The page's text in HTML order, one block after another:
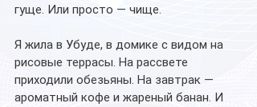
гуще. Или просто — чище.
Я жила в Убуде, в домике с видом на
рисовые террасы. На рассвете
приходили обезьяны. На завтрак —
ароматный кофе и жареный банан. И